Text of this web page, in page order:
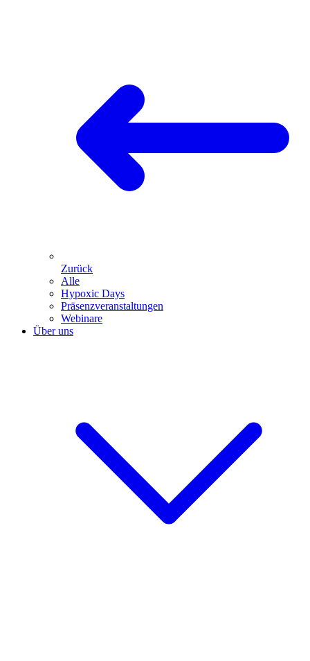
Zurück
Alle
Hypoxic Days
Präsenz­veranstaltungen
Webinare
Über uns